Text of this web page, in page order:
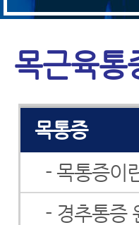
목근육통
목디스크
목통증
- 목통증이
- 경추통증